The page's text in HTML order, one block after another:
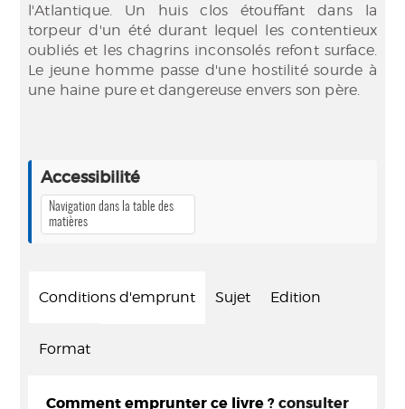
l'Atlantique. Un huis clos étouffant dans la
torpeur d'un été durant lequel les contentieux
oubliés et les chagrins inconsolés refont surface.
Le jeune homme passe d'une hostilité sourde à
une haine pure et dangereuse envers son père.
Accessibilité
Navigation dans la table des
matières
Conditions d'emprunt Sujet Edition
Format
Comment emprunter ce livre ? consulter